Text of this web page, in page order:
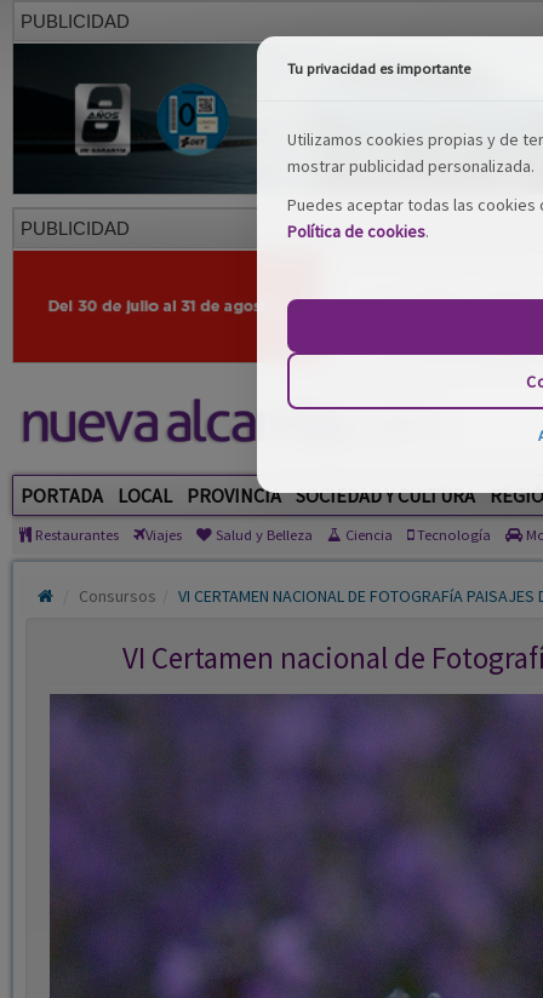
PUBLICIDAD
PUBLICIDAD
PORTADA LOCAL PROVINCIA SOCIEDAD Y CULTURA
Restaurantes Viajes Salud y Belleza Ciencia Tecnología
Consursos VI CERTAMEN NACIONAL DE FOTOGRAFíA PAISAJES
VI Certamen nacional de
Tu privacidad es importante
Utilizamos cookies propias y de
mostrar publicidad personalizada.
Puedes aceptar todas las
Política de cookies.